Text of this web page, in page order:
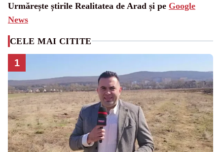
Urmărește știrile Realitatea de Arad și pe Google
News
CELE MAI CITITE
1